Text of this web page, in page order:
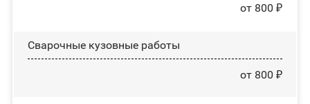
от 800 ₽
Сварочные кузовные работы
от 800 ₽